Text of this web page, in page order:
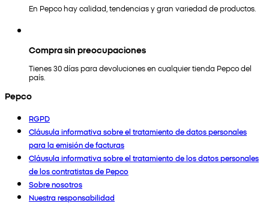
En Pepco hay calidad, tendencias y gran variedad de productos.
Compra sin preocupaciones
Tienes 30 días para devoluciones en cualquier tienda Pepco del
país.
Pepco
RGPD
Cláusula informativa sobre el tratamiento de datos personales
para la emisión de facturas
Cláusula informativa sobre el tratamiento de los datos personales
de los contratistas de Pepco
Sobre nosotros
Nuestra responsabilidad